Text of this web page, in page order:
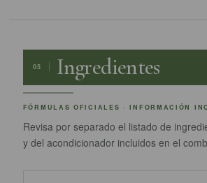
05 Ingredientes
FÓRMULAS OFICIALES · INFORMACIÓN
Revisa por separado el listado de
y del acondicionador incluidos en el